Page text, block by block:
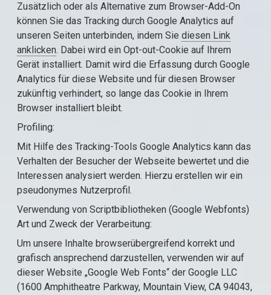
Zusätzlich oder als Alternative zum Browser-Add-On
können Sie das Tracking durch Google Analytics auf
unseren Seiten unterbinden, indem Siediesen Link
anklicken. Dabei wird ein Opt-out-Cookie auf Ihrem
Gerät installiert. Damit wird die Erfassung durch Google
Analytics für diese Website und für diesen Browser
zukünftig verhindert, so lange das Cookie in Ihrem
Browser installiert bleibt.
Profiling:
Mit Hilfe des Tracking-Tools Google Analytics kann das
Verhalten der Besucher der Webseite bewertet und die
Interessen analysiert werden. Hierzu erstellen wir ein
pseudonymes Nutzerprofil.
Verwendung von Scriptbibliotheken (Google Webfonts)
Art und Zweck der Verarbeitung:
Um unsere Inhalte browserübergreifend korrekt und
grafisch ansprechend darzustellen, verwenden wir auf
dieser Website „Google Web Fonts“ der Google LLC
(1600 Amphitheatre Parkway, Mountain View, CA 94043,